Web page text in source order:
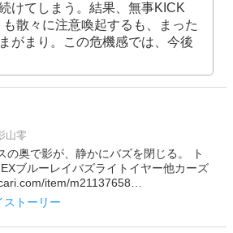
けてしまう。結果、無事KICK
散々に注意喚起するも、まった
がまり。この危機感では、今後
山零
の奥で影が、静かにバズを閉じる。 ト
ブルーレイバズライトイヤー他カーズ
item/m21137658…
ストーリー